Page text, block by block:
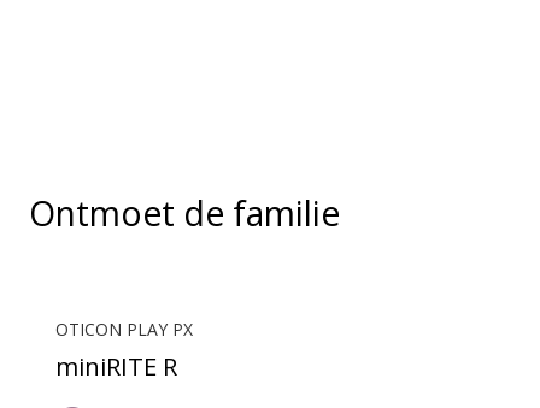
Ontmoet de familie
OTICON PLAY PX
miniRITE R